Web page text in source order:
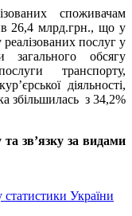
споживачам
26,4 млрд.грн., що у
послуг у
обсягу
транспорту,
діяльності,
збільшилась з 34,2%
зв’язку за видами
статистики України